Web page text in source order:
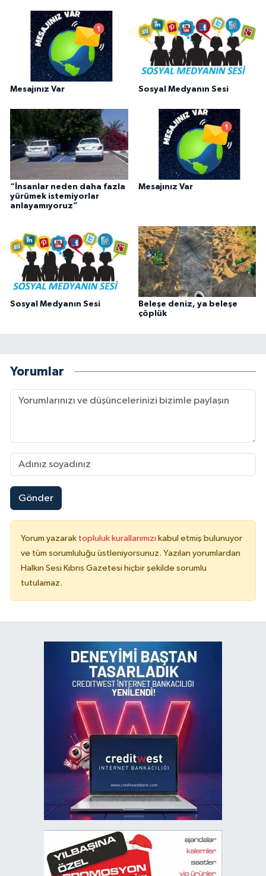
Mesajınız Var Sosyal Medyanın Sesi
“İnsanlar neden daha fazla
yürümek istemiyorlar
anlayamıyoruz”
Mesajınız Var
Sosyal Medyanın Sesi
Beleşe deniz, ya beleşe
çöplük
Yorumlar
Gönder
Yorum yazarak topluluk kurallarımızı kabul etmiş bulunuyor
ve tüm sorumluluğu üstleniyorsunuz. Yazılan yorumlardan
Halkın Sesi Kıbrıs Gazetesi hiçbir şekilde sorumlu
tutulamaz.